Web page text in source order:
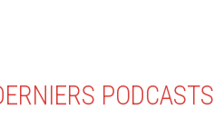
PODCASTS